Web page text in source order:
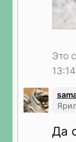
Это
13:14
Да